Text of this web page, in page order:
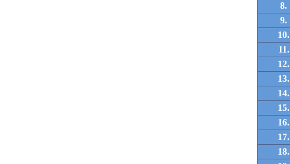
8.
9.
10.
11.
12.
13.
14.
15.
16.
17.
18.